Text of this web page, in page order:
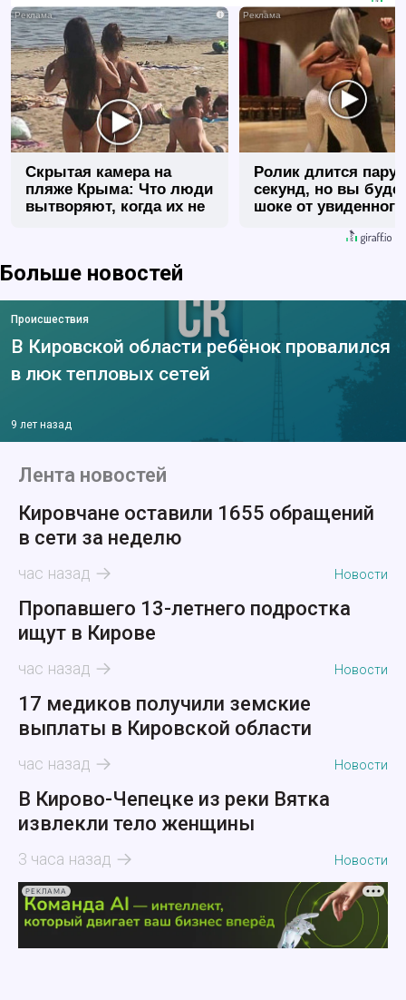
i
Скрытая камера на
пляже Крыма: Что люди
вытворяют, когда их не
Ролик длится пару
секунд, но вы
шоке от увиденного
Больше новостей
Происшествия
В Кировской области ребёнок провалился
в люк тепловых сетей
9 лет назад
Лента новостей
Кировчане оставили 1655 обращений
в сети за неделю
час назад Новости
Пропавшего 13-летнего подростка
ищут в Кирове
час назад Новости
17 медиков получили земские
выплаты в Кировской области
час назад Новости
В Кирово-Чепецке из реки Вятка
извлекли тело женщины
3 часа назад Новости
РЕКЛАМА